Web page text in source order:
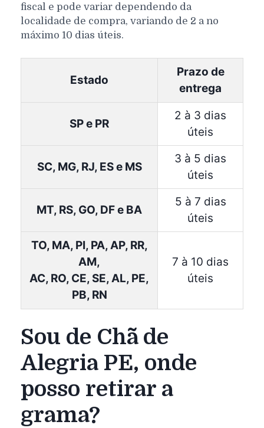
fiscal e pode variar dependendo da
localidade de compra, variando de 2 a no
máximo 10 dias úteis.
Estado
Prazo de
entrega
SP e PR
2 à 3 dias
úteis
SC, MG, RJ, ES e MS
3 à 5 dias
úteis
MT, RS, GO, DF e BA
5 à 7 dias
úteis
TO, MA, PI, PA, AP, RR,
AM,
AC, RO, CE, SE, AL, PE,
PB, RN
7 à 10 dias
úteis
Sou de Chã de
Alegria PE, onde
posso retirar a
grama?